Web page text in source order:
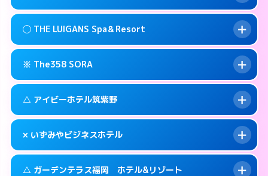
info このホテルの詳細ページを見る →
smartphone 092-737-1000
map 福岡市中央区舞鶴1-5-6
info このホテルの詳細ページを見る →
案内方法:状況により派遣できません。
smartphone 092-947-3310
map 糟屋郡篠栗町大字乙犬985-1
info このホテルの詳細ページを見る →
案内方法:状況により派遣できません。
smartphone 092-605-3301
map 福岡市東区和白丘2-3-1
info このホテルの詳細ページを見る →
◯ THE LUIGANS Spa＆Resort
案内方法: 女性が直接お部屋まで伺います。
smartphone 092-603-2525
map 福岡市東区西戸崎18-25
info このホテルの詳細ページを見る →
※ The358 SORA
案内方法:24:00以降はホテルの入り口で待ち
合わせ。
△ アイビーホテル筑紫野
案内方法:状況により派遣できません。
× いずみやビジネスホテル
△ ガーデンテラス福岡 ホテル&リゾート